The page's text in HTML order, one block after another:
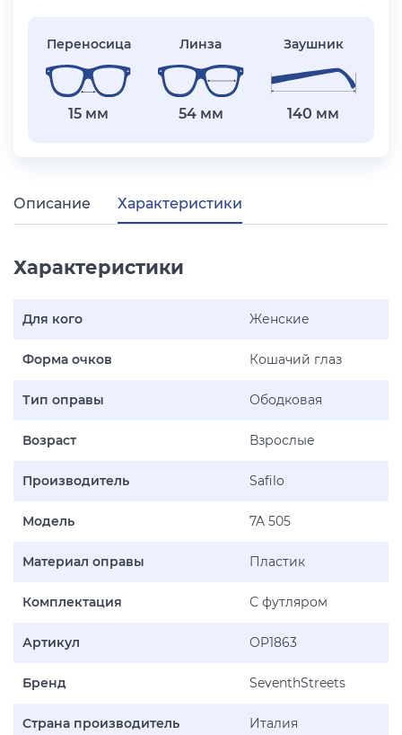
Переносица
15 мм
Линза
54 мм
Заушник
140 мм
Описание Характеристики
Характеристики
Для кого Женские
Форма очков Кошачий глаз
Тип оправы Ободковая
Возраст Взрослые
Производитель Safilo
Модель 7A 505
Материал оправы Пластик
Комплектация С футляром
Артикул OP1863
Бренд SeventhStreets
Страна производитель Италия